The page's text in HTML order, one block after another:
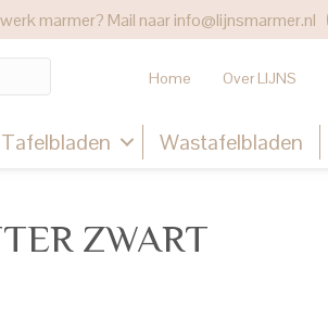
marmer? Mail naarinfo@lijnsmarmer.nl
Home Over LIJNS
Tafelbladen Wastafelbladen
ZWART